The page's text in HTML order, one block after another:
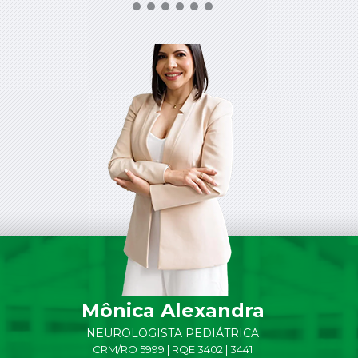
Mônica Alexandra
NEUROLOGISTA PEDIÁTRICA
CRM/RO 5999 | RQE 3402 | 3441